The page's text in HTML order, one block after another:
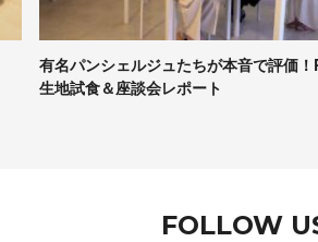
【初心者向け】パンづくりの最低限の
コツなど……専門家に聞きま…
FOLLOW